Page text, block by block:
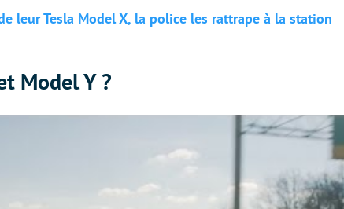
leur Tesla Model X, la police les rattrape à la station
Model Y ?